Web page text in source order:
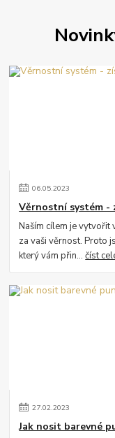
06.05.2023
Věrnostní systém -
Naším cílem je vytvořit
za vaši věrnost. Proto
který vám přin...číst
27.02.2023
Jak nosit barevné